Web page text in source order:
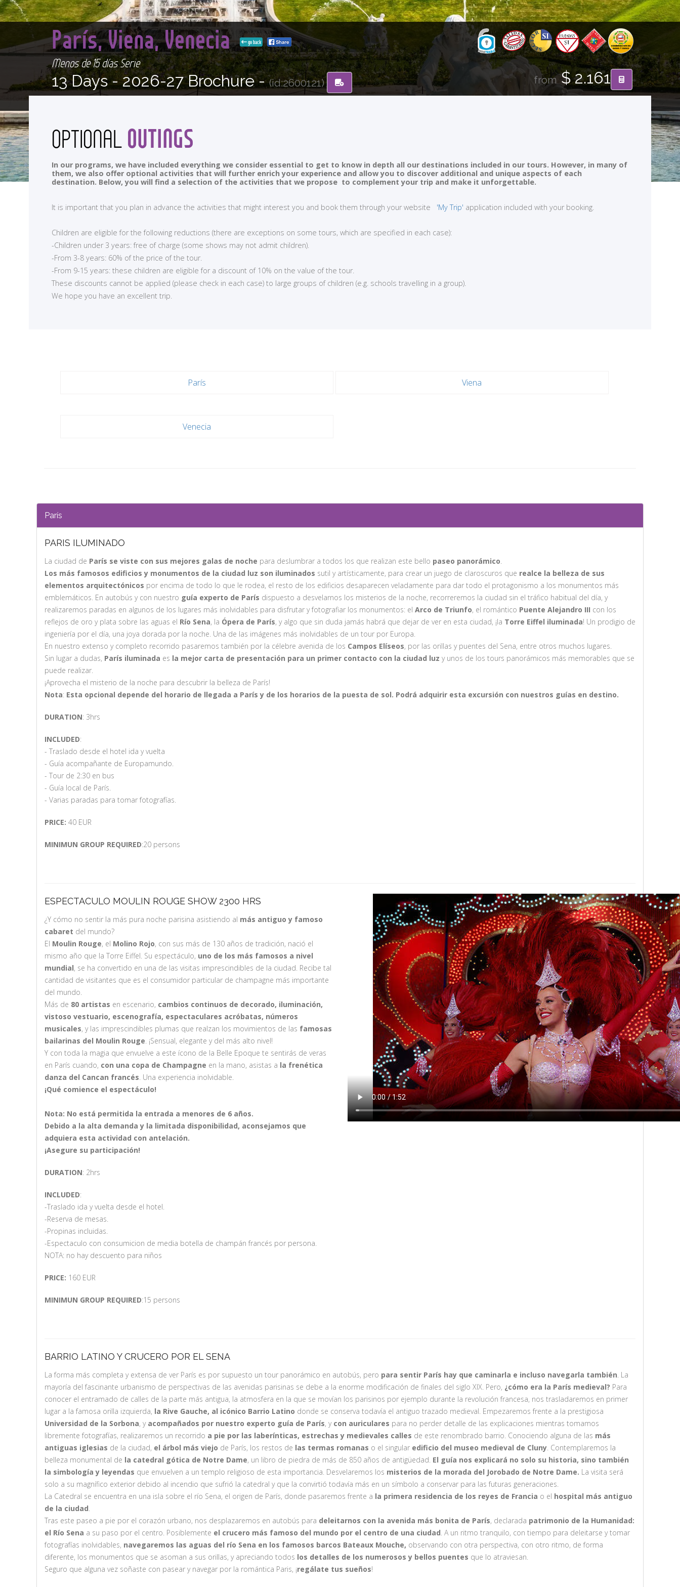
París, Viena, Venecia go back
Menos de 15 días Serie
13 Days -2026-27 Brochure -(id:2600121) from$ 2.161
OPTIONALOUTINGS
In our programs, we have included everything we consider essential to get to know in depth all our destinations included in our tours. However, in many of
them, we also offer optional activities that will further enrich your experience and allow you to discover additional and unique aspects of each
destination. Below, you will find a selection of the activities that we propose to complement your trip and make it unforgettable.
It is important that you plan in advance the activities that might interest you and book them through your website 'My Trip' application included with your booking.
Children are eligible for the following reductions (there are exceptions on some tours, which are specified in each case):
-Children under 3 years: free of charge (some shows may not admit children).
-From 3-8 years: 60% of the price of the tour.
-From 9-15 years: these children are eligible for a discount of 10% on the value of the tour.
These discounts cannot be applied (please check in each case) to large groups of children (e.g. schools travelling in a group).
We hope you have an excellent trip.
París Viena
Venecia
París
PARIS ILUMINADO
La ciudad de París se viste con sus mejores galas de noche para deslumbrar a todos los que realizan este bello paseo panorámico.
Los más famosos edificios y monumentos de la ciudad luz son iluminados sutil y artísticamente, para crear un juego de claroscuros que realce la belleza de sus
elementos arquitectónicos por encima de todo lo que le rodea, el resto de los edificios desaparecen veladamente para dar todo el protagonismo a los monumentos más
emblemáticos. En autobús y con nuestro guía experto de París dispuesto a desvelarnos los misterios de la noche, recorreremos la ciudad sin el tráfico habitual del día, y
realizaremos paradas en algunos de los lugares más inolvidables para disfrutar y fotografiar los monumentos: el Arco de Triunfo, el romántico Puente Alejandro III con los
reflejos de oro y plata sobre las aguas el Río Sena, la Ópera de París, y algo que sin duda jamás habrá que dejar de ver en esta ciudad, ¡la Torre Eiffel iluminada! Un prodigio de
ingeniería por el día, una joya dorada por la noche. Una de las imágenes más inolvidables de un tour por Europa.
En nuestro extenso y completo recorrido pasaremos también por la célebre avenida de los Campos Elíseos, por las orillas y puentes del Sena, entre otros muchos lugares.
Sin lugar a dudas, París iluminada es la mejor carta de presentación para un primer contacto con la ciudad luz y unos de los tours panorámicos más memorables que se
puede realizar.
¡Aprovecha el misterio de la noche para descubrir la belleza de París!
Nota: Esta opcional depende del horario de llegada a París y de los horarios de la puesta de sol. Podrá adquirir esta excursión con nuestros guías en destino.
DURATION: 3hrs
INCLUDED:
- Traslado desde el hotel ida y vuelta
- Guía acompañante de Europamundo.
- Tour de 2:30 en bus
- Guía local de París.
- Varias paradas para tomar fotografías.
PRICE: 40 EUR
MINIMUN GROUP REQUIRED:20 persons
ESPECTACULO MOULIN ROUGE SHOW 2300 HRS
¿Y cómo no sentir la más pura noche parisina asistiendo al más antiguo y famoso
cabaret del mundo?
El Moulin Rouge, el Molino Rojo, con sus más de 130 años de tradición, nació el
mismo año que la Torre Eiffel. Su espectáculo, uno de los más famosos a nivel
mundial, se ha convertido en una de las visitas imprescindibles de la ciudad. Recibe tal
cantidad de visitantes que es el consumidor particular de champagne más importante
del mundo.
Más de 80 artistas en escenario, cambios continuos de decorado, iluminación,
vistoso vestuario, escenografía, espectaculares acróbatas, números
musicales, y las imprescindibles plumas que realzan los movimientos de las famosas
bailarinas del Moulin Rouge. ¡Sensual, elegante y del más alto nivel!
Y con toda la magia que envuelve a este ícono de la Belle Epoque te sentirás de veras
en París cuando, con una copa de Champagne en la mano, asistas a la frenética
danza del Cancan francés. Una experiencia inolvidable.
¡Qué comience el espectáculo!
Nota: No está permitida la entrada a menores de 6 años.
Debido a la alta demanda y la limitada disponibilidad, aconsejamos que
adquiera esta actividad con antelación.
¡Asegure su participación!
DURATION: 2hrs
INCLUDED:
-Traslado ida y vuelta desde el hotel.
-Reserva de mesas.
-Propinas incluidas.
-Espectaculo con consumicion de media botella de champán francés por persona.
NOTA: no hay descuento para niños
PRICE: 160 EUR
MINIMUN GROUP REQUIRED:15 persons
BARRIO LATINO Y CRUCERO POR EL SENA
La forma más completa y extensa de ver París es por supuesto un tour panorámico en autobús, pero para sentir París hay que caminarla e incluso navegarla también. La
mayoría del fascinante urbanismo de perspectivas de las avenidas parisinas se debe a la enorme modificación de finales del siglo XIX. Pero, ¿cómo era la París medieval? Para
conocer el entramado de calles de la parte más antigua, la atmosfera en la que se movían los parisinos por ejemplo durante la revolución francesa, nos trasladaremos en primer
lugar a la famosa orilla izquierda, la Rive Gauche, al icónico Barrio Latino donde se conserva todavía el antiguo trazado medieval. Empezaremos frente a la prestigiosa
Universidad de la Sorbona, y acompañados por nuestro experto guía de París, y con auriculares para no perder detalle de las explicaciones mientras tomamos
libremente fotografías, realizaremos un recorrido a pie por las laberínticas, estrechas y medievales calles de este renombrado barrio. Conociendo alguna de las más
antiguas iglesias de la ciudad, el árbol más viejo de París, los restos de las termas romanas o el singular edificio del museo medieval de Cluny. Contemplaremos la
belleza monumental de la catedral gótica de Notre Dame, un libro de piedra de más de 850 años de antigüedad. El guía nos explicará no solo su historia, sino también
la simbología y leyendas que envuelven a un templo religioso de esta importancia. Desvelaremos los misterios de la morada del Jorobado de Notre Dame. La visita será
solo a su magnífico exterior debido al incendio que sufrió la catedral y que la convirtió todavía más en un símbolo a conservar para las futuras generaciones.
La Catedral se encuentra en una isla sobre el río Sena, el origen de París, donde pasaremos frente a la primera residencia de los reyes de Francia o el hospital más antiguo
de la ciudad.
Tras este paseo a pie por el corazón urbano, nos desplazaremos en autobús para deleitarnos con la avenida más bonita de París, declarada patrimonio de la Humanidad:
el Río Sena a su paso por el centro. Posiblemente el crucero más famoso del mundo por el centro de una ciudad. A un ritmo tranquilo, con tiempo para deleitarse y tomar
fotografías inolvidables, navegaremos las aguas del río Sena en los famosos barcos Bateaux Mouche, observando con otra perspectiva, con otro ritmo, de forma
diferente, los monumentos que se asoman a sus orillas, y apreciando todos los detalles de los numerosos y bellos puentes que lo atraviesan.
Seguro que alguna vez soñaste con pasear y navegar por la romántica Paris, ¡regálate tus sueños!